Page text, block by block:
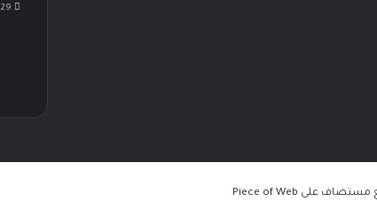
29 مايو، 2023
Piece of Web